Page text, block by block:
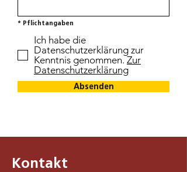
* Pflichtangaben
Ich habe die
Datenschutzerklärung zur
Kenntnis genommen. Zur
Datenschutzerklärung
Absenden
Kontakt